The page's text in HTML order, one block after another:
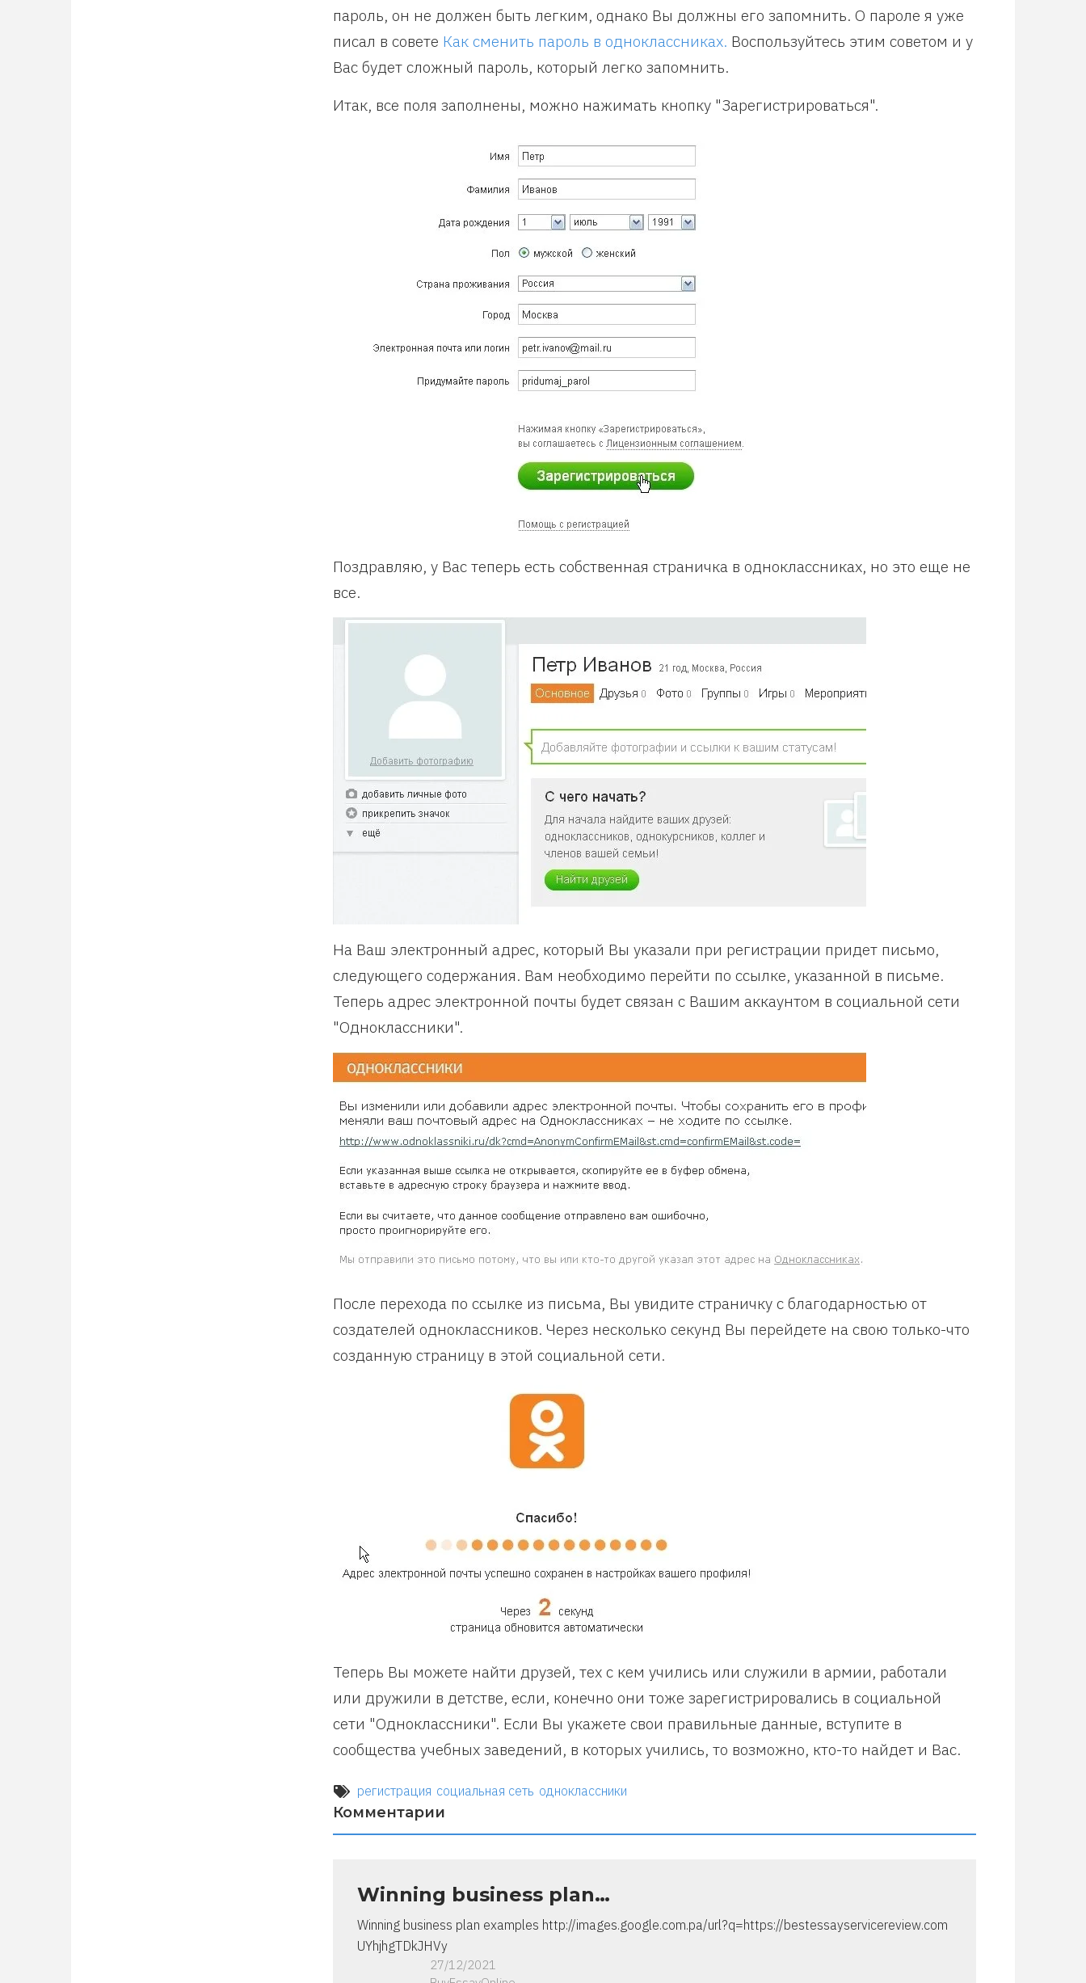
пароль, он не должен быть легким, однако Вы должны его запомнить. О пароле я уже
писал в совете Как сменить пароль в одноклассниках. Воспользуйтесь этим советом и у
Вас будет сложный пароль, который легко запомнить.
Итак, все поля заполнены, можно нажимать кнопку "Зарегистрироваться".
Поздравляю, у Вас теперь есть собственная страничка в одноклассниках, но это еще не
все.
На Ваш электронный адрес, который Вы указали при регистрации придет письмо,
следующего содержания. Вам необходимо перейти по ссылке, указанной в письме.
Теперь адрес электронной почты будет связан с Вашим аккаунтом в социальной сети
"Одноклассники".
После перехода по ссылке из письма, Вы увидите страничку с благодарностью от
создателей одноклассников. Через несколько секунд Вы перейдете на свою только-что
созданную страницу в этой социальной сети.
Теперь Вы можете найти друзей, тех с кем учились или служили в армии, работали
или дружили в детстве, если, конечно они тоже зарегистрировались в социальной
сети "Одноклассники". Если Вы укажете свои правильные данные, вступите в
сообщества учебных заведений, в которых учились, то возможно, кто-то найдет и Вас.
регистрация социальная сеть одноклассники
Комментарии
Winning business plan…
Winning business plan examples http://images.google.com.pa/url?q=https://bestessayservicereview.com
UYhjhgTDkJHVy
27/12/2021